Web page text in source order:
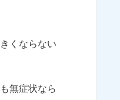
くならない
無症状なら